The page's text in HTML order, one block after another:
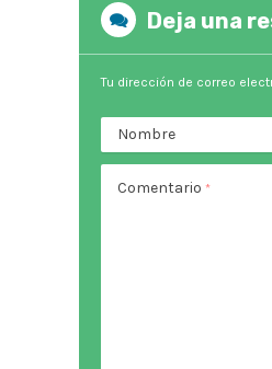
Deja una
Tu dirección de correo
Nombre
Comentario *